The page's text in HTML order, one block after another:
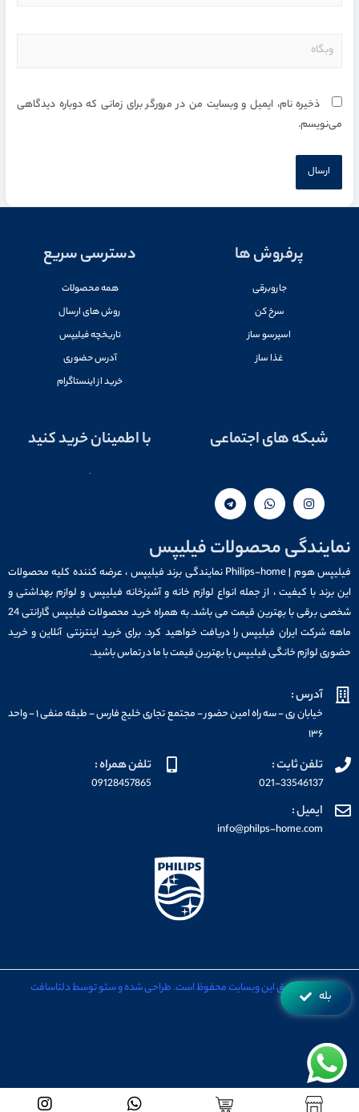
ذخیره نام، ایمیل و وبسایت من در مرورگر برای زمانی که دوباره دیدگاهی
می‌نویسم.
پرفروش ها
جاروبرقی
سرخ کن
اسپرسو ساز
غذا ساز
دسترسی سریع
همه محصولات
روش های ارسال
تاریخچه فیلیپس
آدرس حضوری
خرید از اینستاگرام
شبکه های اجتماعی با اطمینان خرید کنید
نمایندگی محصولات فیلیپس
فیلیپس هوم | Philips-home نمایندگی برند فیلیپس ، عرضه کننده کلیه محصولات
این برند با کیفیت ، از جمله انواع لوازم خانه و آشپزخانه فیلیپس و لوازم بهداشتی و
شخصی برقی با بهترین قیمت می باشد. به همراه خرید محصولات فیلیپس گارانتی 24
ماهه شرکت ایران فیلیپس را دریافت خواهید کرد. برای خرید اینترنتی آنلاین و خرید
حضوری لوازم خانگی فیلیپس با بهترین قیمت با ما در تماس باشید.
آدرس :
خیابان ری - سه راه امین حضور - مجتمع تجاری خلیج فارس - طبقه منفی ۱ - واحد
۱۳۶
تلفن ثابت :
021-33546137
تلفن همراه :
09128457865
ایمیل :
info@philps-home.com
تمامی حقوق این وبسایت محفوظ است. طراحی شده و سئو توسط دلتاسافت
بله
تمامی حقوق برای فروشگاه فیلیپس هوم محفوظ می باشد.